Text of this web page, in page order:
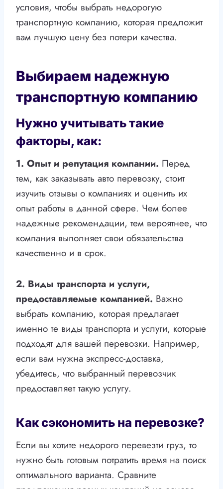
условия, чтобы выбрать недорогую
транспортную компанию, которая предложит
вам лучшую цену без потери качества.
Выбираем надежную
транспортную компанию
Нужно учитывать такие
факторы, как:
1. Опыт и репутация компании. Перед
тем, как заказывать авто перевозку, стоит
изучить отзывы о компаниях и оценить их
опыт работы в данной сфере. Чем более
надежные рекомендации, тем вероятнее, что
компания выполняет свои обязательства
качественно и в срок.
2. Виды транспорта и услуги,
предоставляемые компанией. Важно
выбрать компанию, которая предлагает
именно те виды транспорта и услуги, которые
подходят для вашей перевозки. Например,
если вам нужна экспресс-доставка,
убедитесь, что выбранный перевозчик
предоставляет такую услугу.
Как сэкономить на перевозке?
Если вы хотите недорого перевезти груз, то
нужно быть готовым потратить время на поиск
оптимального варианта. Сравните